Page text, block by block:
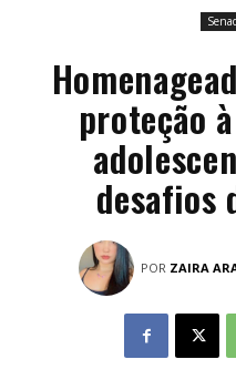
proteção
desafios
POR ZAIRA